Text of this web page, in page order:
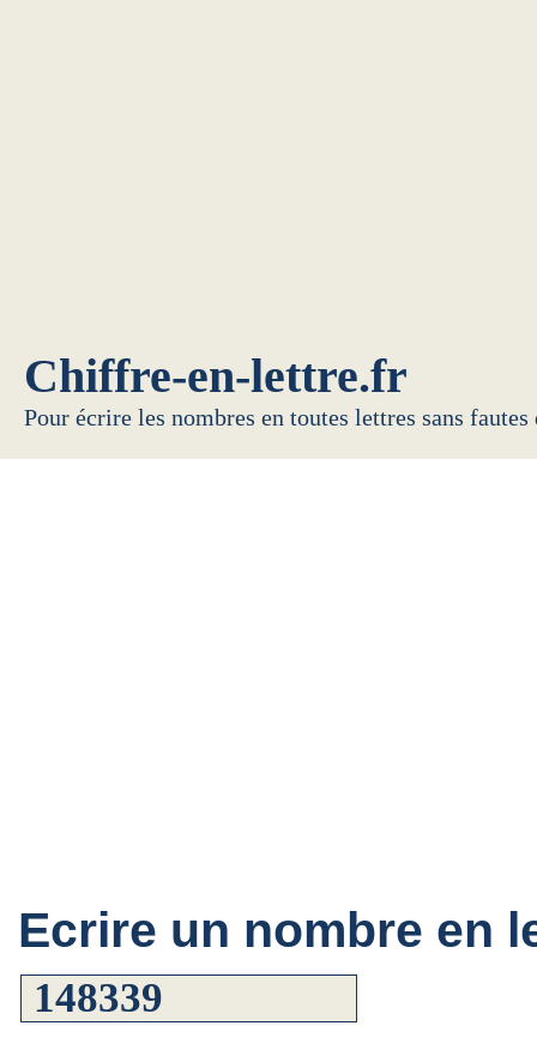
Chiffre-en-lettre.fr
Pour écrire les nombres en toutes lettres sans
Ecrire un nombre en